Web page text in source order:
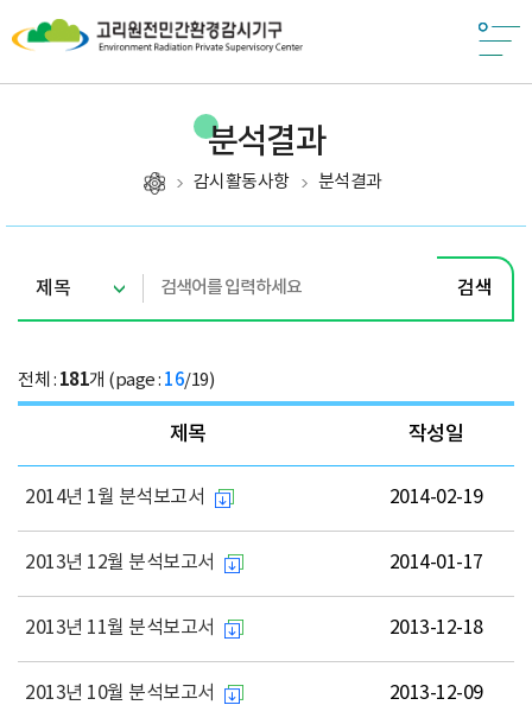
분석결과
감시활동사항 분석결과
검색
전체 : 181개 (page : 16/19)
번호,제목,첨부파일,작성일,조회로 구성되어 있습니다.
제목 작성일
2014년 1월 분석보고서 2014-02-19
2013년 12월 분석보고서 2014-01-17
2013년 11월 분석보고서 2013-12-18
2013년 10월 분석보고서 2013-12-09